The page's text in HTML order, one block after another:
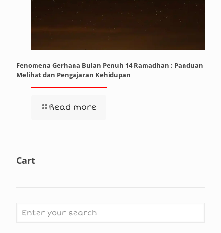
Fenomena Gerhana Bulan Penuh 14 Ramadhan : Panduan
Melihat dan Pengajaran Kehidupan
Read more
Cart